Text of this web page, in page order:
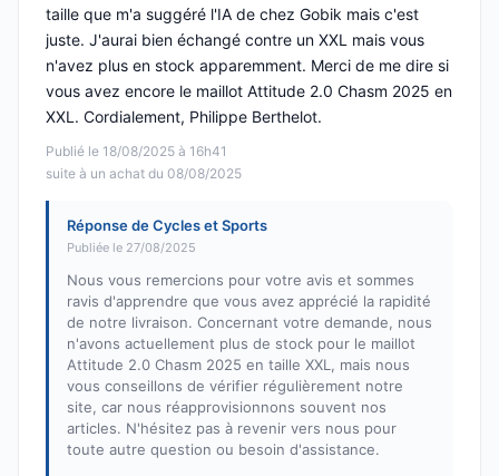
Publié le 18/08/2025 à 16h41
suite à un achat du 08/08/2025
taille que m'a suggéré l'IA de chez Gobik mais c'est
juste. J'aurai bien échangé contre un XXL mais vous
n'avez plus en stock apparemment. Merci de me dire si
vous avez encore le maillot Attitude 2.0 Chasm 2025 en
XXL. Cordialement, Philippe Berthelot.
Réponse de Cycles et Sports
Publiée le 27/08/2025
Nous vous remercions pour votre avis et sommes
ravis d'apprendre que vous avez apprécié la rapidité
de notre livraison. Concernant votre demande, nous
n'avons actuellement plus de stock pour le maillot
Attitude 2.0 Chasm 2025 en taille XXL, mais nous
vous conseillons de vérifier régulièrement notre
site, car nous réapprovisionnons souvent nos
articles. N'hésitez pas à revenir vers nous pour
toute autre question ou besoin d'assistance.